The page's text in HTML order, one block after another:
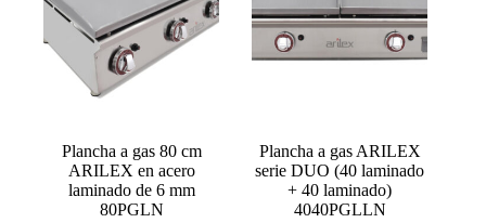
Plancha a gas 80 cm
ARILEX en acero
laminado de 6 mm
80PGLN
Plancha a gas ARILEX
serie DUO (40 laminado
+ 40 laminado)
4040PGLLN